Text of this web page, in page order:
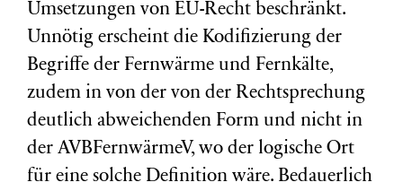
Umsetzungen von EU-Recht beschränkt.
Unnötig erscheint die Kodifizierung der
Begriffe der Fernwärme und Fernkälte,
zudem in von der von der Rechtsprechung
deutlich abweichenden Form und nicht in
der AVBFernwärmeV, wo der logische Ort
für eine solche Definition wäre. Bedauerlich